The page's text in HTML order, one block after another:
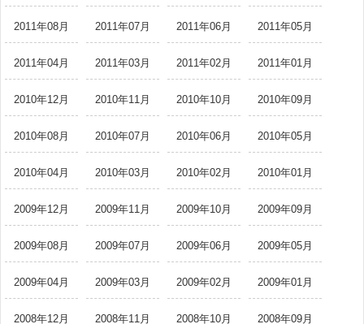
2011年08月 2011年07月 2011年06月 2011年05月
2011年04月 2011年03月 2011年02月 2011年01月
2010年12月 2010年11月 2010年10月 2010年09月
2010年08月 2010年07月 2010年06月 2010年05月
2010年04月 2010年03月 2010年02月 2010年01月
2009年12月 2009年11月 2009年10月 2009年09月
2009年08月 2009年07月 2009年06月 2009年05月
2009年04月 2009年03月 2009年02月 2009年01月
2008年12月 2008年11月 2008年10月 2008年09月